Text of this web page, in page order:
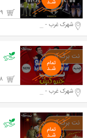
شهرک غرب - دریا
شهرک غرب - دریا